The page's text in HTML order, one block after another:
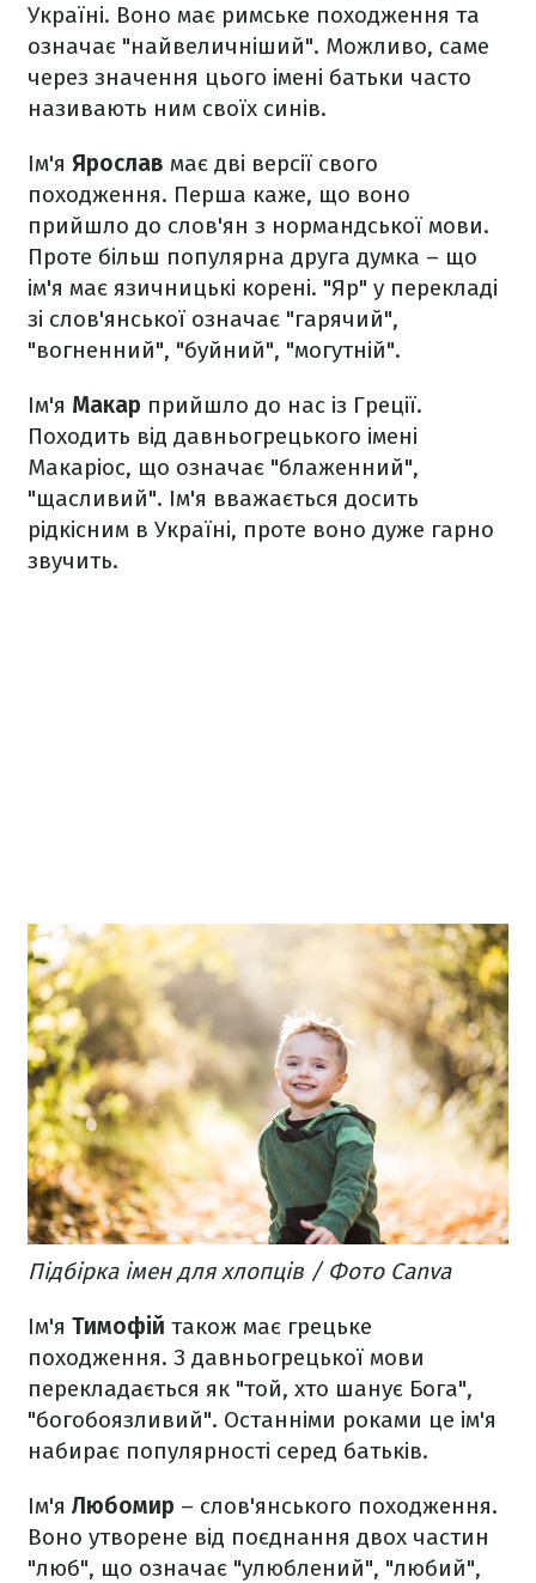
Україні. Воно має римське походження та
означає "найвеличніший". Можливо, саме
через значення цього імені батьки часто
називають ним своїх синів.
Ім'я Ярослав має дві версії свого
походження. Перша каже, що воно
прийшло до слов'ян з нормандської мови.
Проте більш популярна друга думка – що
ім'я має язичницькі корені. "Яр" у перекладі
зі слов'янської означає "гарячий",
"вогненний", "буйний", "могутній".
Ім'я Макар прийшло до нас із Греції.
Походить від давньогрецького імені
Макаріос, що означає "блаженний",
"щасливий". Ім'я вважається досить
рідкісним в Україні, проте воно дуже гарно
звучить.
Підбірка імен для хлопців / Фото Canva
Ім'я Тимофій також має грецьке
походження. З давньогрецької мови
перекладається як "той, хто шанує Бога",
"богобоязливий". Останніми роками це ім'я
набирає популярності серед батьків.
Ім'я Любомир – слов'янського походження.
Воно утворене від поєднання двох частин
"люб", що означає "улюблений", "любий",